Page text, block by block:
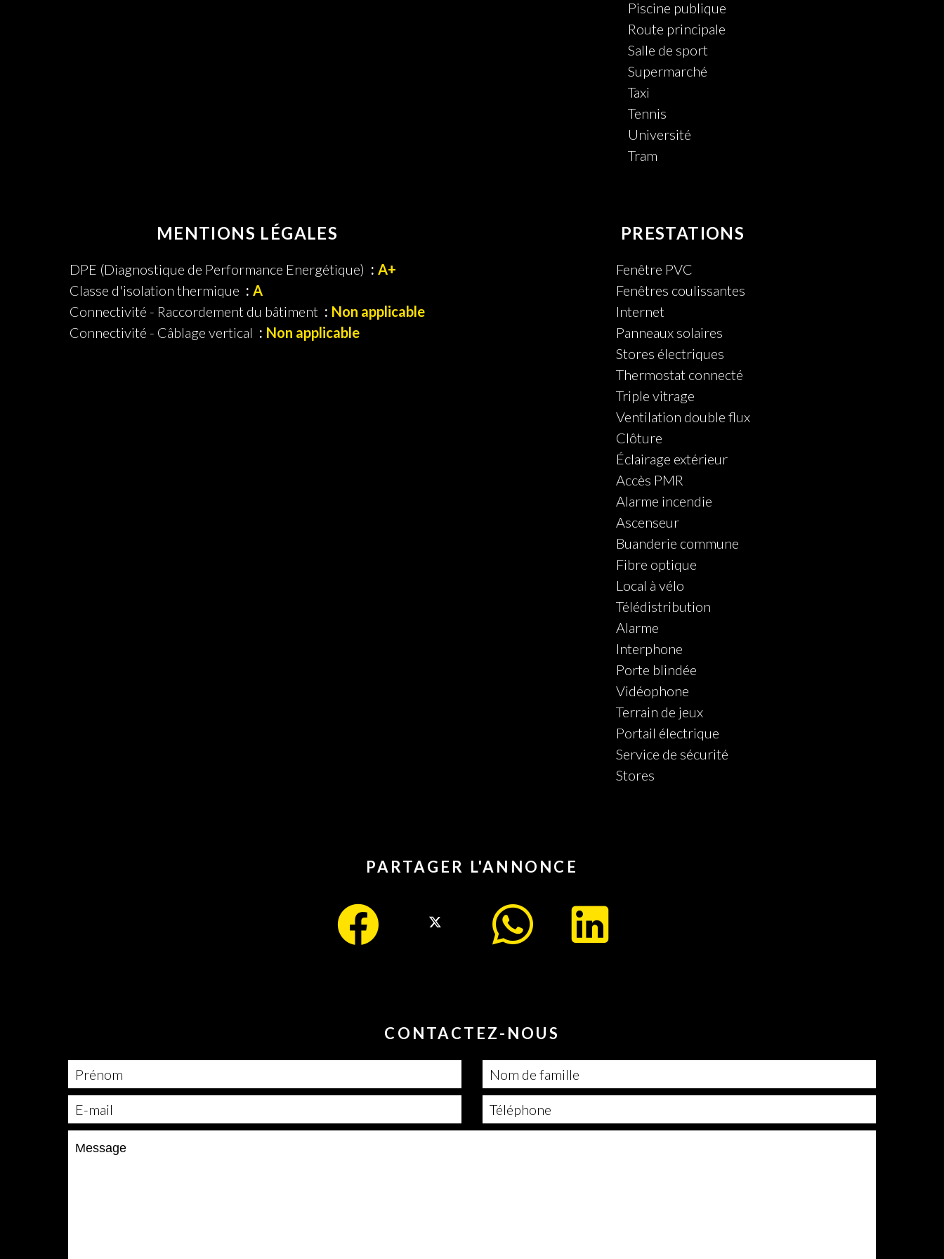
Piscine publique
Route principale
Salle de sport
Supermarché
Taxi
Tennis
Université
Tram
MENTIONS LÉGALES
DPE (Diagnostique de Performance Energétique)
A+
Classe d'isolation thermique
A
Connectivité - Raccordement du bâtiment
Non applicable
Connectivité - Câblage vertical
Non applicable
PRESTATIONS
Fenêtre PVC
Fenêtres coulissantes
Internet
Panneaux solaires
Stores électriques
Thermostat connecté
Triple vitrage
Ventilation double flux
Clôture
Éclairage extérieur
Accès PMR
Alarme incendie
Ascenseur
Buanderie commune
Fibre optique
Local à vélo
Télédistribution
Alarme
Interphone
Porte blindée
Vidéophone
Terrain de jeux
Portail électrique
Service de sécurité
Stores
PARTAGER L'ANNONCE
CONTACTEZ-NOUS